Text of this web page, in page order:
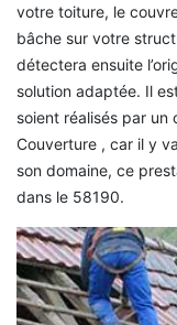
votre toiture, le
bâche sur votre
détectera ensuite
solution adaptée. Il
soient réalisés par un
Couverture , car il y
son domaine, ce
dans le 58190.